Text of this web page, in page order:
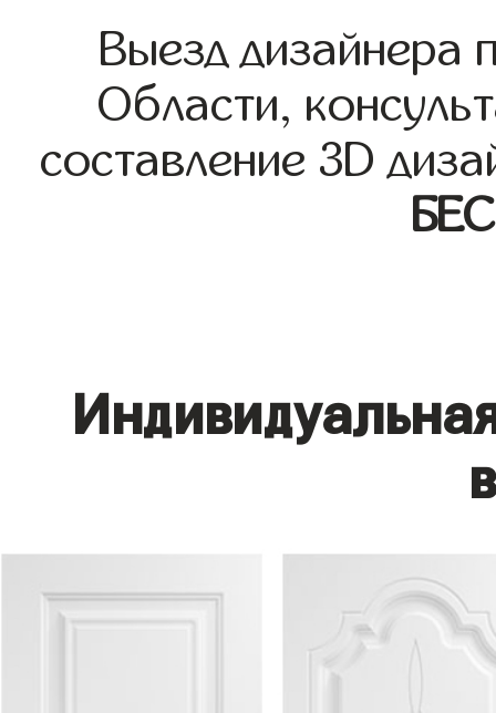
Выезд дизайнера
Области,
составление 3D